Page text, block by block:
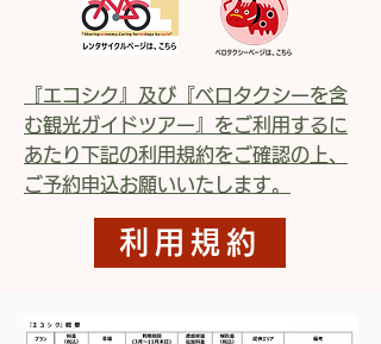
『エコシク』及び『ベロタクシーを含
む観光ガイドツアー』をご利用するに
あたり下記の利用規約をご確認の上、
ご予約申込お願いいたします。
利用規約